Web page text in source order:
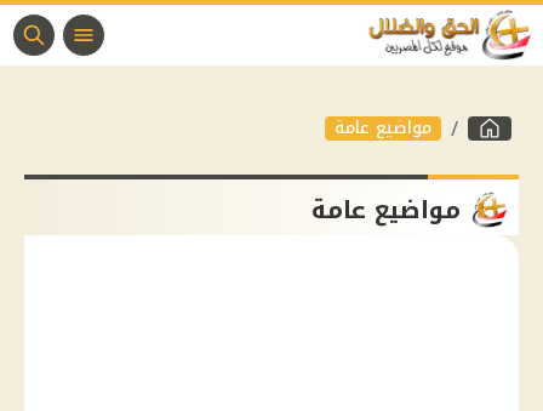
مواضيع عامة
مواضيع عامة